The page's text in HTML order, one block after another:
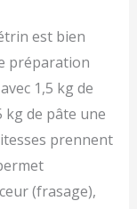
est bien
préparation
1,5 kg de
kg de pâte une
prennent
(frasage),